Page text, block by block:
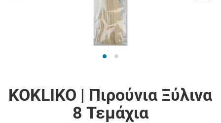
KOKLIKO | Πιρούνια Ξύλινα
8 Τεμάχια